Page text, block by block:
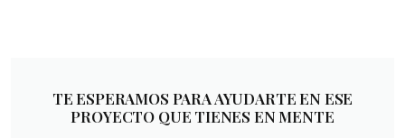
TE ESPERAMOS PARA AYUDARTE EN ESE
PROYECTO QUE TIENES EN MENTE